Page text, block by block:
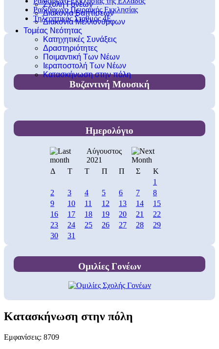
Σχολή Γονέων
Διακονία Βαπτίσεων
Διακονία Μελλονύμφων
Τομέας Νεότητας
Κατηχητικές Συνάξεις
Δραστηριότητες
Ποιμαντική Των Νέων
Ιεραποστολή Των Νέων
Κατασκήνωση στην πόλη
Ραδιόφωνο Πειραϊκής Εκκλησίας
Τηλεοπτικός Σταθμός 4Ε
Βυζαντινή Μουσική
Ημερολόγιο
Αύγουστος
2021
Δ
Τ Τ Π Π Σ
Κ
1
2
3 4 5 6 7
8
9
10 11 12 13 14
15
16
17 18 19 20 21
22
23
24 25 26 27 28
29
30
31
Ομιλίες Γονέων
Κατασκήνωση στην πόλη
Εμφανίσεις: 8709